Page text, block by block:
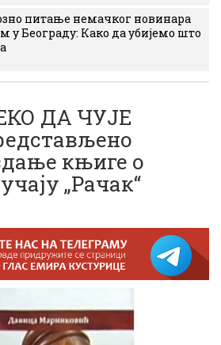
питање немачког новинара
у Београду: Како да убијемо што
ДА ЧУЈЕ
књиге о
„Рачак“